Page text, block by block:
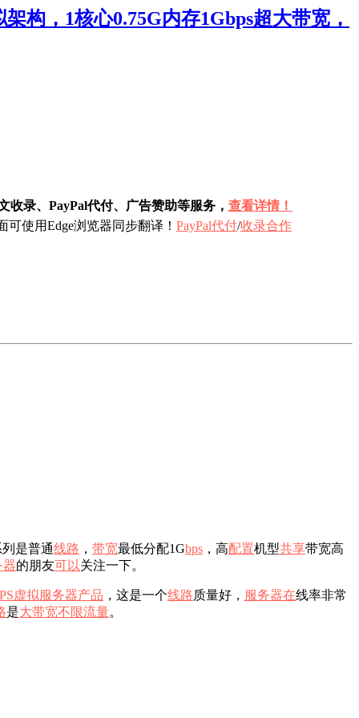
构，1核心0.75G内存1Gbps超大带宽，
收录、PayPal代付、广告赞助等服务， 查看详情！
使用Edge浏览器同步翻译！ PayPal代付/收录合作
列是普通线路 ， 带宽最低分配1Gbps ，高配置机型共享带宽高
器的朋友可以关注一下。
虚拟服务器产品 ，这是一个线路质量好， 服务器在线率非常
是大带宽不限流量。